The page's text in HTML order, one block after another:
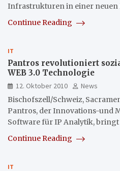
Infrastrukturen in einer neuen
Continue Reading
IT
Pantros revolutioniert
WEB 3.0 Technologie
12. Oktober 2010
News
Bischofszell/Schweiz,
Pantros, der Innovations-und
Software für IP Analytik,
Continue Reading
IT